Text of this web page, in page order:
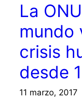
La
mundo
crisis
desde
11 marzo, 2017